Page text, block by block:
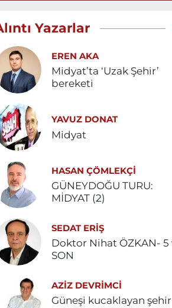
Yazarlar
EREN AKA
Midyat’ta ‘Uzak Şehir’
bereketi
YAVUZ DONAT
Midyat
HASAN ÇÖMLEKÇİ
GÜNEYDOĞU TURU:
MİDYAT (2)
SEDAT ERİŞ
Doktor Nihat ÖZKAN- 5 ve
SON
AZIZ DEVRIMCI
Güneşi kucaklayan şehir